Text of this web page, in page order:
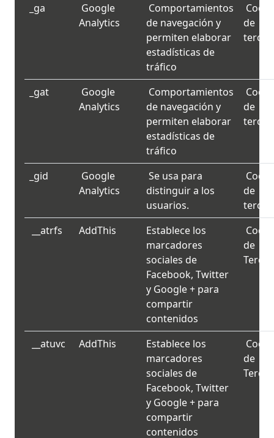
_ga
Google
Analytics
Comportamientos
de navegación y
permiten elaborar
estadísticas de
tráfico
de
_gat
Google
Analytics
Comportamientos
de navegación y
permiten elaborar
estadísticas de
tráfico
de
_gid
Google
Analytics
Se usa para
distinguir a los
usuarios.
de
__atrfs
AddThis
Establece los
marcadores
sociales de
Facebook, Twitter
y Google + para
compartir
contenidos
de
__atuvc AddThis
Establece los
marcadores
sociales de
Facebook, Twitter
y Google + para
compartir
contenidos
de